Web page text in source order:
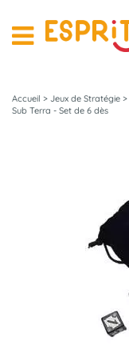
Accueil > Jeux de Stratégie >
Sub Terra - Set de 6 dès